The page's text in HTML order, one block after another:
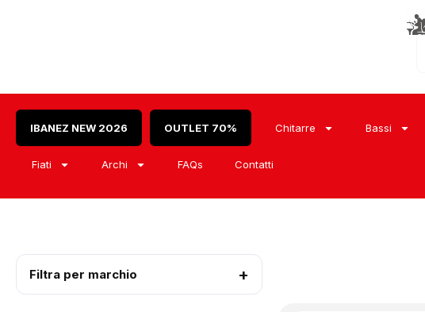
IBANEZ NEW 2026 OUTLET 70% Chitarre Bassi
Fiati Archi FAQs Contatti
Filtra per marchio